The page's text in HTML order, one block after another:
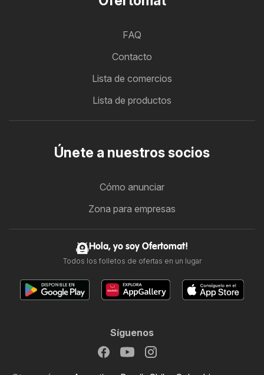
FAQ
Contacto
Lista de comercios
Lista de productos
Únete a nuestros socios
Cómo anunciar
Zona para empresas
Hola, yo soy Ofertomat!
Todos los folletos de ofertas en un lugar
Síguenos